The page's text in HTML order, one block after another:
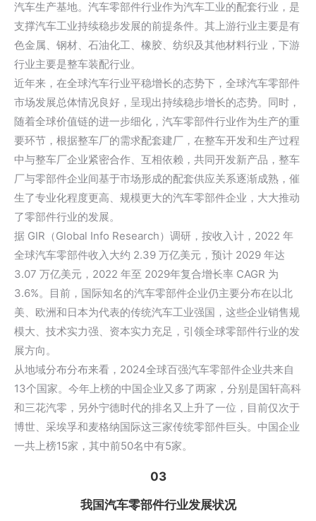
汽车生产基地。汽车零部件行业作为汽车工业的配套行业，是
支撑汽车工业持续稳步发展的前提条件。其上游行业主要是有
色金属、钢材、石油化工、橡胶、纺织及其他材料行业，下游
行业主要是整车装配行业。
近年来，在全球汽车行业平稳增长的态势下，全球汽车零部件
市场发展总体情况良好，呈现出持续稳步增长的态势。同时，
随着全球价值链的进一步细化，汽车零部件行业作为生产的重
要环节，根据整车厂的需求配套建厂，在整车开发和生产过程
中与整车厂企业紧密合作、互相依赖，共同开发新产品，整车
厂与零部件企业间基于市场形成的配套供应关系逐渐成熟，催
生了专业化程度更高、规模更大的汽车零部件企业，大大推动
了零部件行业的发展。
据 GIR（Global Info Research）调研，按收入计，2022 年
全球汽车零部件收入大约 2.39 万亿美元，预计 2029 年达
3.07 万亿美元，2022 年至 2029年复合增长率 CAGR 为
3.6%。目前，国际知名的汽车零部件企业仍主要分布在以北
美、欧洲和日本为代表的传统汽车工业强国，这些企业销售规
模大、技术实力强、资本实力充足，引领全球零部件行业的发
展方向。
从地域分布分布来看，2024全球百强汽车零部件企业共来自
13个国家。今年上榜的中国企业又多了两家，分别是国轩高科
和三花汽零，另外宁德时代的排名又上升了一位，目前仅次于
博世、 采埃孚和麦格纳国际这三家传统零部件巨头。中国企业
一共上榜15家，其中前50名中有5家。
03
我国汽车零部件行业发展状况